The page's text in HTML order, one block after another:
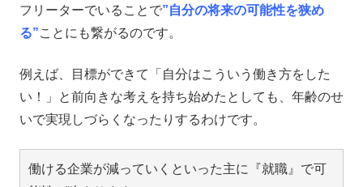
フリーターでいることで”自分の将来の可能性を狭め
る”ことにも繋がるのです。
例えば、目標ができて「自分はこういう働き方をした
い！」と前向きな考えを持ち始めたとしても、年齢のせ
いで実現しづらくなったりするわけです。
働ける企業が減っていくといった主に『就職』で可